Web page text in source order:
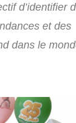
d’identifier
et des
dans le